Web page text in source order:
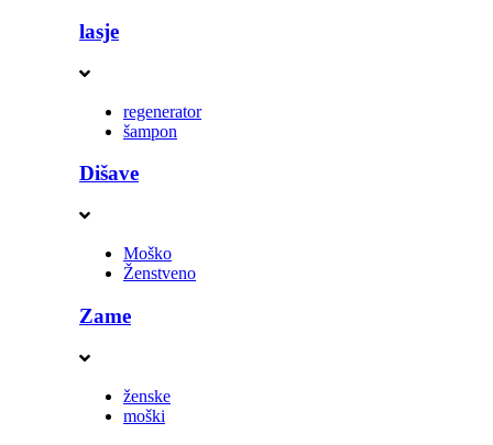
lasje
regenerator
šampon
Dišave
Moško
Ženstveno
Zame
ženske
moški